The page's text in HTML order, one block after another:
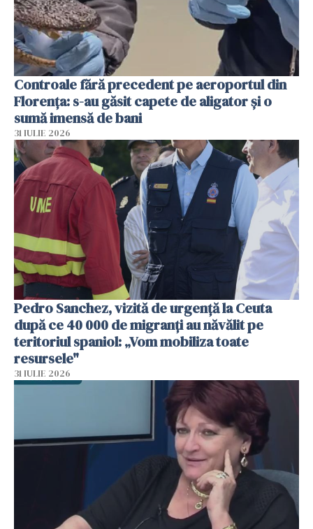
Controale fără precedent pe aeroportul din
Florența: s-au găsit capete de aligator și o
sumă imensă de bani
31 IULIE 2026
Pedro Sanchez, vizită de urgență la Ceuta
după ce 40 000 de migranți au năvălit pe
teritoriul spaniol: „Vom mobiliza toate
resursele"
31 IULIE 2026